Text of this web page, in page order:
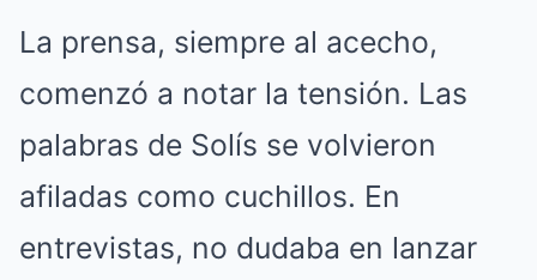
La prensa, siempre al acecho,
comenzó a notar la tensión. Las
palabras de Solís se volvieron
afiladas como cuchillos. En
entrevistas, no dudaba en lanzar